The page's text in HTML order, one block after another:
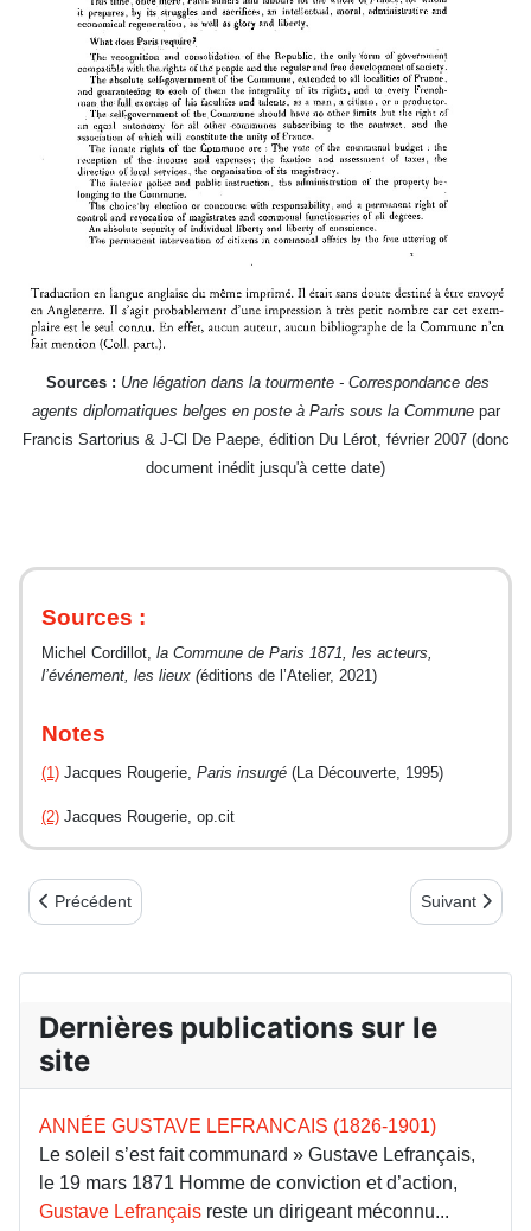
Sources : Une légation dans la tourmente - Correspondance des
agents diplomatiques belges en poste à Paris sous la Commune par
Francis Sartorius & J-Cl De Paepe, édition Du Lérot, février 2007 (donc
document inédit jusqu'à cette date)
Sources :
Michel Cordillot, la Commune de Paris 1871, les acteurs,
l’événement, les lieux (éditions de l’Atelier, 2021)
Notes
(1) Jacques Rougerie, Paris insurgé (La Découverte, 1995)
(2) Jacques Rougerie, op.cit
Article précédent : Commune 1871 : éphéméride 20 avril -
Précédent Article
Suivant
Dernières publications sur le
site
ANNÉE GUSTAVE LEFRANCAIS (1826-1901)
Le soleil s’est fait communard » Gustave Lefrançais,
le 19 mars 1871 Homme de conviction et d’action,
Gustave Lefrançais reste un dirigeant méconnu...